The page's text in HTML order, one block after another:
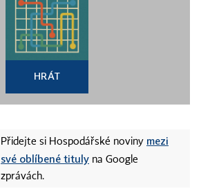
HRÁT
Přidejte si Hospodářské noviny mezi
své oblíbené tituly na Google
zprávách.